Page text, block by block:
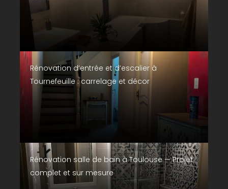
Rénovation d’entrée et d’escalier à
Tournefeuille : carrelage et décor
Rénovation salle de bain à Toulouse — Projet
complet et sur mesure